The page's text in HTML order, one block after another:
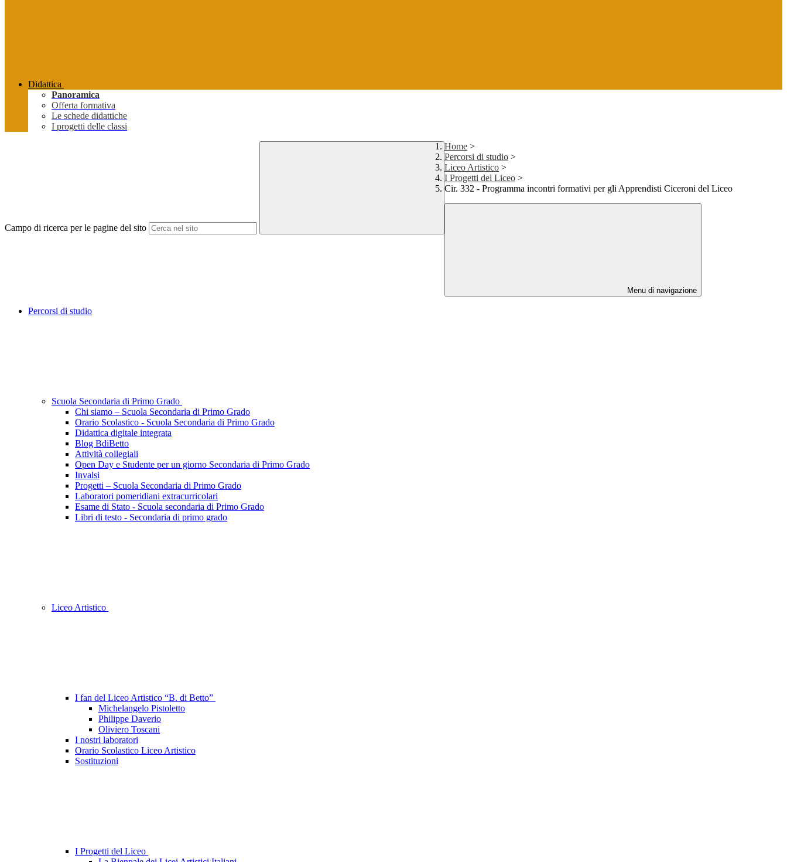
Didattica
Panoramica
Offerta formativa
Le schede didattiche
I progetti delle classi
Campo di ricerca per le pagine del sito
Home >
Percorsi di studio >
Liceo Artistico >
I Progetti del Liceo >
Cir. 332 - Programma incontri formativi per gli Apprendisti Ciceroni del Liceo
Menu di navigazione
Percorsi di studio
Scuola Secondaria di Primo Grado
Chi siamo – Scuola Secondaria di Primo Grado
Orario Scolastico - Scuola Secondaria di Primo Grado
Didattica digitale integrata
Blog BdiBetto
Attività collegiali
Open Day e Studente per un giorno Secondaria di Primo Grado
Invalsi
Progetti – Scuola Secondaria di Primo Grado
Laboratori pomeridiani extracurricolari
Esame di Stato - Scuola secondaria di Primo Grado
Libri di testo - Secondaria di primo grado
Liceo Artistico
I fan del Liceo Artistico “B. di Betto”
Michelangelo Pistoletto
Philippe Daverio
Oliviero Toscani
I nostri laboratori
Orario Scolastico Liceo Artistico
Sostituzioni
I Progetti del Liceo